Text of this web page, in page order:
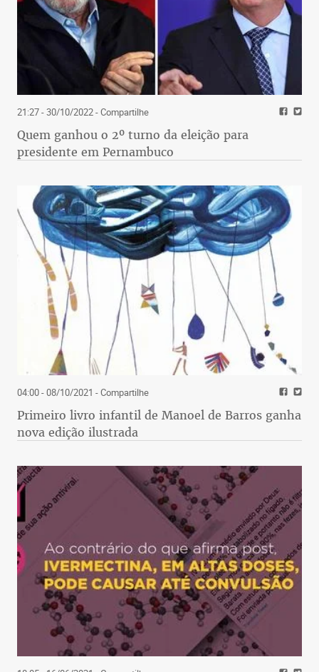
21:27 - 30/10/2022- Compartilhe
Quem ganhou o 2º turno da eleição para
presidente em Pernambuco
04:00 - 08/10/2021 - Compartilhe
Primeiro livro infantil de Manoel de Barros ganha
nova edição ilustrada